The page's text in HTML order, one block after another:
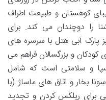
کوهستان و طبیعت اطراف
را دوچندان می کند. برای
پارک آبی هتل با سرسره های
و بزرگسالان فراهم می
و سلامتی است که شامل
بخار و اتاق های ماساژ (با
برای ریلکس کردن و تجدید